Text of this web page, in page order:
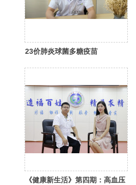
23价肺炎球菌多糖疫苗
《健康新生活》第四期：高血压